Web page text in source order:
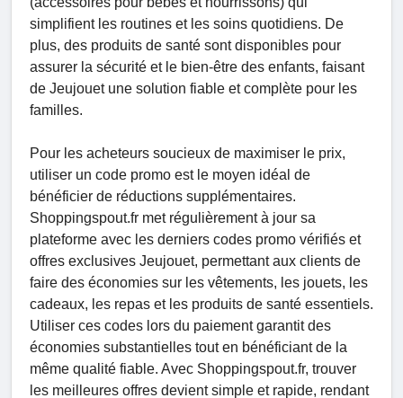
simplifient les routines et les soins quotidiens. De
plus, des produits de santé sont disponibles pour
assurer la sécurité et le bien-être des enfants, faisant
de Jeujouet une solution fiable et complète pour les
familles.
Pour les acheteurs soucieux de maximiser le prix,
utiliser un code promo est le moyen idéal de
bénéficier de réductions supplémentaires.
Shoppingspout.fr met régulièrement à jour sa
plateforme avec les derniers codes promo vérifiés et
offres exclusives Jeujouet, permettant aux clients de
faire des économies sur les vêtements, les jouets, les
cadeaux, les repas et les produits de santé essentiels.
Utiliser ces codes lors du paiement garantit des
économies substantielles tout en bénéficiant de la
même qualité fiable. Avec Shoppingspout.fr, trouver
les meilleures offres devient simple et rapide, rendant